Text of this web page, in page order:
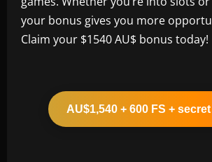
your bonus gives you more
Claim your $1540 AU$ bonus today!
AU$1,540 + 600 FS +